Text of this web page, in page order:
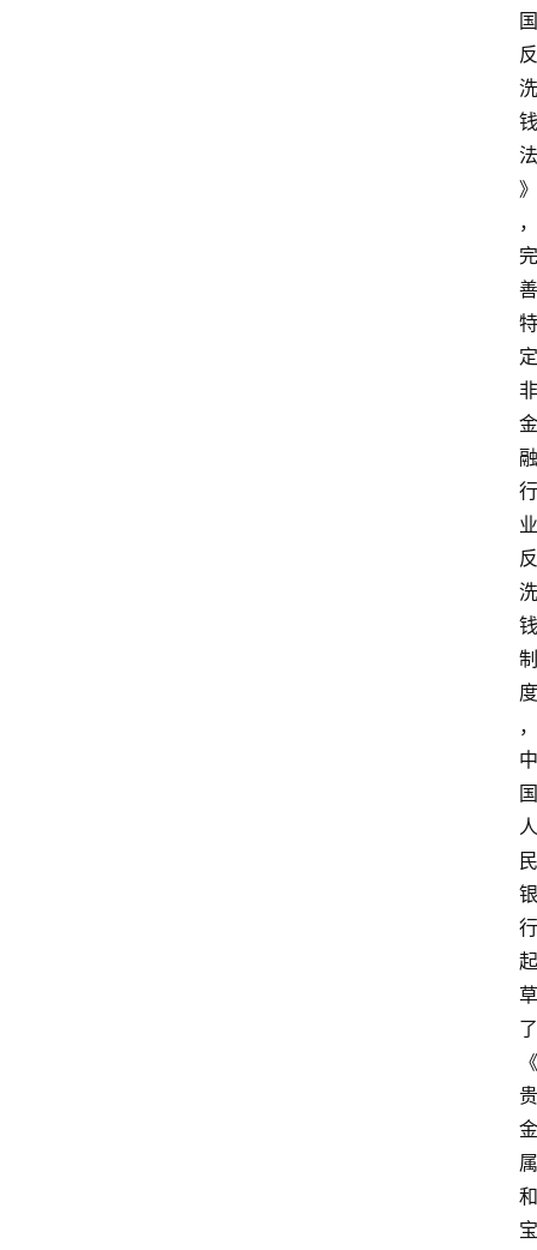
国
反
洗
钱
法
》
，
完
善
特
定
非
金
融
行
业
反
洗
钱
制
度
，
中
国
人
民
银
行
起
草
了
《
贵
金
属
和
宝